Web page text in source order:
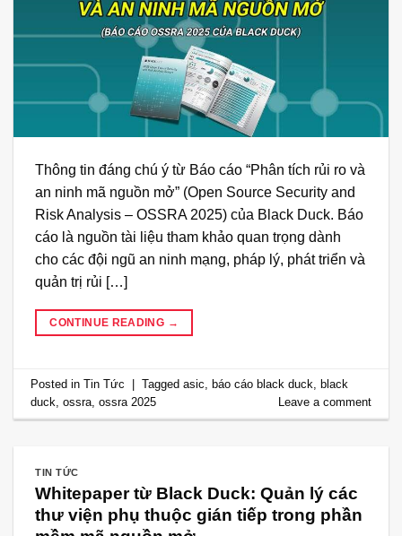
Thông tin đáng chú ý từ Báo cáo “Phân tích rủi ro và
an ninh mã nguồn mở” (Open Source Security and
Risk Analysis – OSSRA 2025) của Black Duck. Báo
cáo là nguồn tài liệu tham khảo quan trọng dành
cho các đội ngũ an ninh mạng, pháp lý, phát triển và
quản trị rủi […]
CONTINUE READING →
Posted inTin Tức Taggedasic báo cáo black duck
black
duck ,ossra ,ossra 2025 Leave a comment
TIN TỨC
Whitepaper từ Black Duck: Quản lý các
thư viện phụ thuộc gián tiếp trong phần